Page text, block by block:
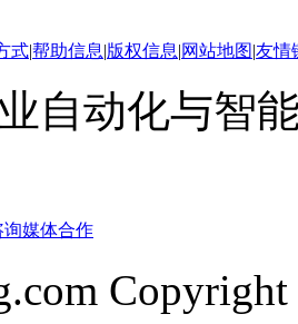
式|帮助信息|版权信息|网站地图|友情
自动化与智
询媒体合作